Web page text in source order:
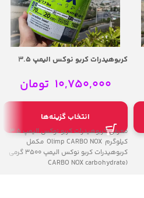
کربوهیدرات کربو نوکس الیمپ 3.5
10,750,000 تومان
انتخاب گزینه‌ها
معرفی کربوهیدرات کربو نوکس الیمپ 3.5
کیلوگرم Olimp CARBO NOX مکمل
کربوهیدرات کربو نوکس الیمپ 3500 گرمی
(CARBO NOX carbohydrate